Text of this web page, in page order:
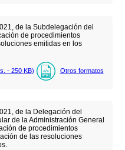
de la Subdelegación del
de procedimientos
emitidas en los
- 250 KB) Otros formatos
de la Delegación del
de la Administración General
de procedimientos
de las resoluciones